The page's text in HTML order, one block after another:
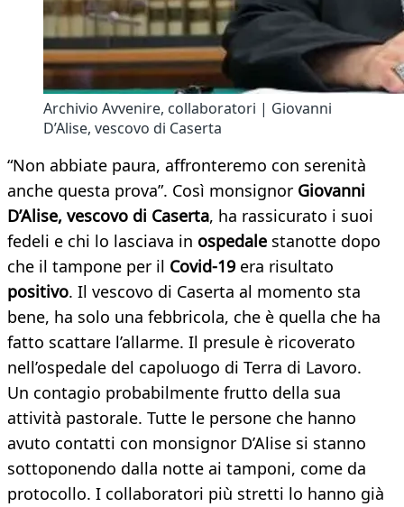
Archivio Avvenire, collaboratori | Giovanni
D’Alise, vescovo di Caserta
“Non abbiate paura, affronteremo con serenità
anche questa prova”. Così monsignor Giovanni
D’Alise, vescovo di Caserta, ha rassicurato i suoi
fedeli e chi lo lasciava in ospedale stanotte dopo
che il tampone per il Covid-19 era risultato
positivo. Il vescovo di Caserta al momento sta
bene, ha solo una febbricola, che è quella che ha
fatto scattare l’allarme. Il presule è ricoverato
nell’ospedale del capoluogo di Terra di Lavoro.
Un contagio probabilmente frutto della sua
attività pastorale. Tutte le persone che hanno
avuto contatti con monsignor D’Alise si stanno
sottoponendo dalla notte ai tamponi, come da
protocollo. I collaboratori più stretti lo hanno già